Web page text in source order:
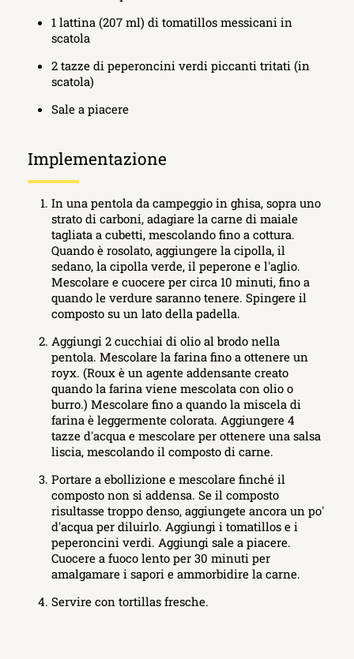
1 lattina (207 ml) di tomatillos messicani in
scatola
2 tazze di peperoncini verdi piccanti tritati (in
scatola)
Sale a piacere
Implementazione
In una pentola da campeggio in ghisa, sopra uno
strato di carboni, adagiare la carne di maiale
tagliata a cubetti, mescolando fino a cottura.
Quando è rosolato, aggiungere la cipolla, il
sedano, la cipolla verde, il peperone e l'aglio.
Mescolare e cuocere per circa 10 minuti, fino a
quando le verdure saranno tenere. Spingere il
composto su un lato della padella.
Aggiungi 2 cucchiai di olio al brodo nella
pentola. Mescolare la farina fino a ottenere un
royx. (Roux è un agente addensante creato
quando la farina viene mescolata con olio o
burro.) Mescolare fino a quando la miscela di
farina è leggermente colorata. Aggiungere 4
tazze d'acqua e mescolare per ottenere una salsa
liscia, mescolando il composto di carne.
Portare a ebollizione e mescolare finché il
composto non si addensa. Se il composto
risultasse troppo denso, aggiungete ancora un po'
d'acqua per diluirlo. Aggiungi i tomatillos e i
peperoncini verdi. Aggiungi sale a piacere.
Cuocere a fuoco lento per 30 minuti per
amalgamare i sapori e ammorbidire la carne.
Servire con tortillas fresche.